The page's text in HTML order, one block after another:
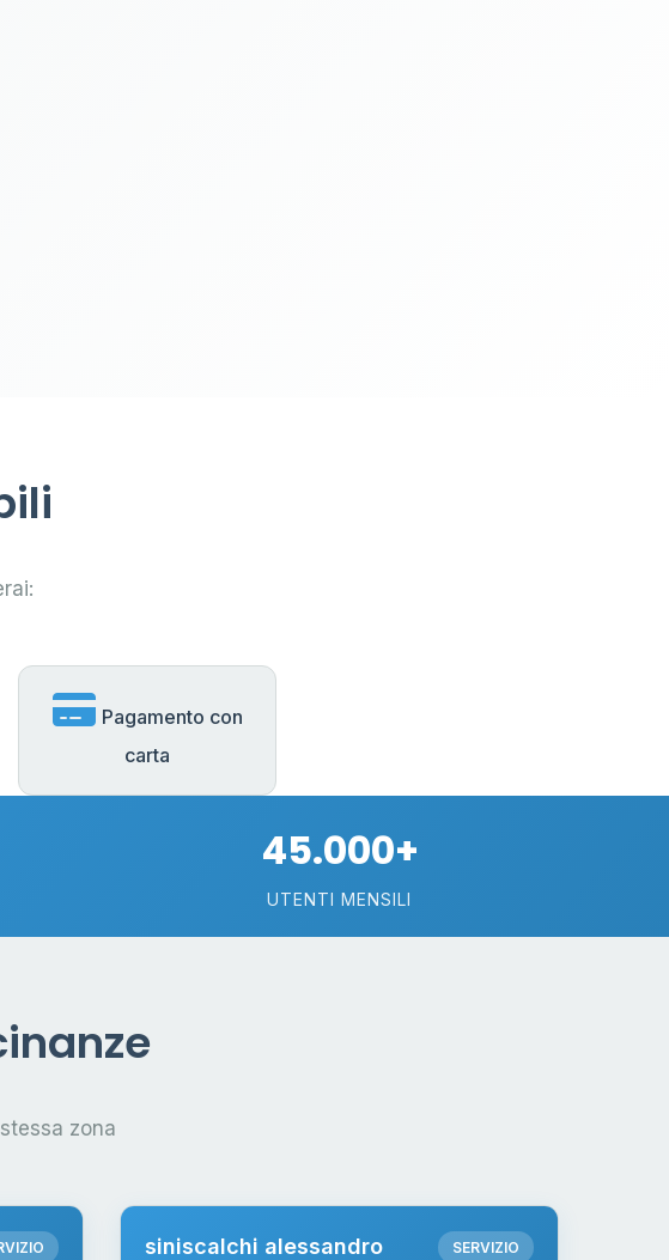
Pagamento con
carta
45.000+
UTENTI MENSILI
zona
siniscalchi alessandro SERVIZIO